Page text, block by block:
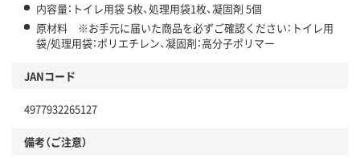
内容量：トイレ用袋 5枚、処理用袋1枚、凝固剤 5個
原材料 ※お手元に届いた商品を必ずご確認ください：トイレ用
袋/処理用袋：ポリエチレン、凝固剤：高分子ポリマー
JANコード
4977932265127
備考（ご注意）